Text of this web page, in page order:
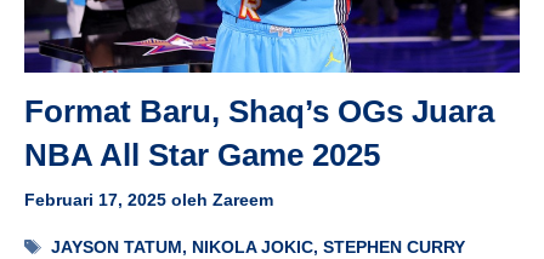
Format Baru, Shaq’s OGs Juara
NBA All Star Game 2025
Februari 17, 2025 oleh Zareem
Tag
JAYSON TATUM, NIKOLA JOKIC,STEPHEN CURRY